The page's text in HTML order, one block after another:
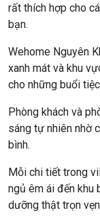
rất thích hợp cho
bạn.
Wehome Nguyên
xanh mát và khu
cho những buổi
Phòng khách và
sáng tự nhiên nhờ
bình.
Mỗi chi tiết trong
ngủ êm ái đến khu
dưỡng thật trọn